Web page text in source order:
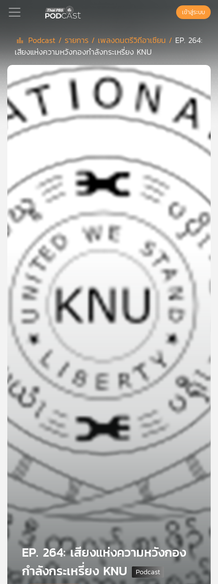
Podcast
เพล
ย์
ลิ
สต์
แนะนำ
ลิ
ของ
คุณ
เพลง
บทความ
และ
กิจกรรม
เกี่ยว
กับ
เครือ
ข่าย
วิทยุ
ไทย
บี
เอส
แผนที่
เครือ
เข้าสู่ระบบ
Podcast / รายการ / เพลงดนตรีวิถีอาเซียน / EP. 264:
เสียงแห่งความหวังกองกำลังกระเหรี่ยง KNU
EP. 264: เสียงแห่งความหวังกอง
กำลังกระเหรี่ยง KNU